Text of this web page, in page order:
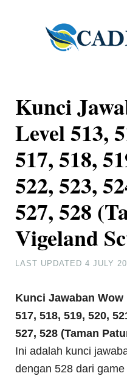
Kunci
Level 513,
517, 518,
522, 523,
527, 528
Vigeland
LAST UPDATED4 JULY
Kunci Jawaban Wow
517, 518, 519, 520,
527, 528 (Taman
Ini adalah kunci
dengan 528 dari